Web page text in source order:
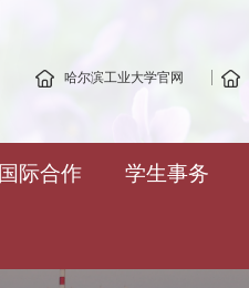
哈尔滨工业大学官网
国际合作 学生事务